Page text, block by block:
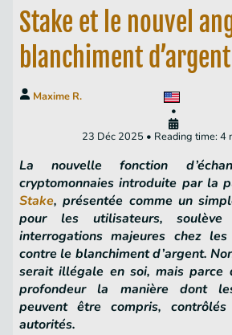
Stake et le nouvel
blanchiment d’argent
Maxime R.
•
23 Déc 2025 • Reading time: 4
La nouvelle fonction
cryptomonnaies introduite par la
Stake, présentée comme un
pour les utilisateurs, soulève
interrogations majeures chez
contre le blanchiment d’argent.
serait illégale en soi, mais parce
profondeur la manière dont
peuvent être compris,
autorités.